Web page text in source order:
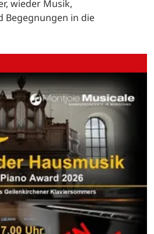
wieder Musik,
Begegnungen in die